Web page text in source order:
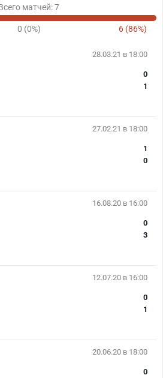
матчей: 7
0 (0%) 6 (86%)
28.03.21 в 18:00
0
1
27.02.21 в 18:00
1
0
16.08.20 в 16:00
0
3
12.07.20 в 16:00
0
1
20.06.20 в 18:00
0